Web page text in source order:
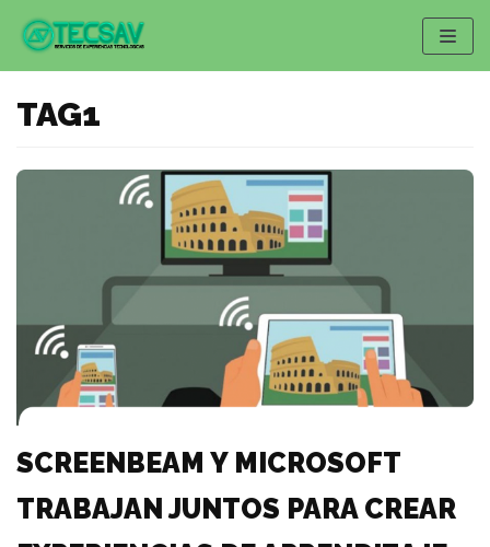
Saltar
al
TAG1
SCREENBEAM Y MICROSOFT
TRABAJAN JUNTOS PARA CREAR